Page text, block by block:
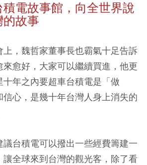
電故事館，向全世界說
的故事
上，魏哲家董事長也霸氣十足告訴
來愈好，大家可以繼續買進，他更
十年之內要超車台積電是「做
心，是幾十年台灣人身上消失的
台積電可以撥出一些經費籌建一
讓全球來到台灣的觀光客，除了看